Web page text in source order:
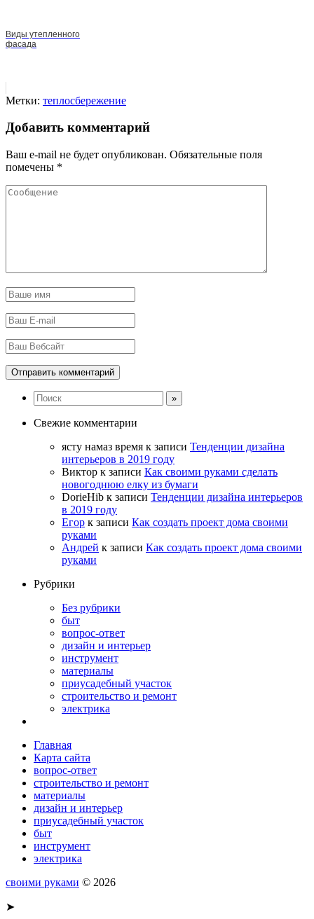
Виды утепленного
фасада
Метки: теплосбережение
Добавить комментарий
Ваш e-mail не будет опубликован. Обязательные поля
помечены *
Свежие комментарии
ясту намаз время к записи Тенденции дизайна
интерьеров в 2019 году
Виктор к записи Как своими руками сделать
новогоднюю елку из бумаги
DorieHib к записи Тенденции дизайна интерьеров
в 2019 году
Егор к записи Как создать проект дома своими
руками
Андрей к записи Как создать проект дома своими
руками
Рубрики
Без рубрики
быт
вопрос-ответ
дизайн и интерьер
инструмент
материалы
приусадебный участок
строительство и ремонт
электрика
Главная
Карта сайта
вопрос-ответ
строительство и ремонт
материалы
дизайн и интерьер
приусадебный участок
быт
инструмент
электрика
своими руками © 2026
➤